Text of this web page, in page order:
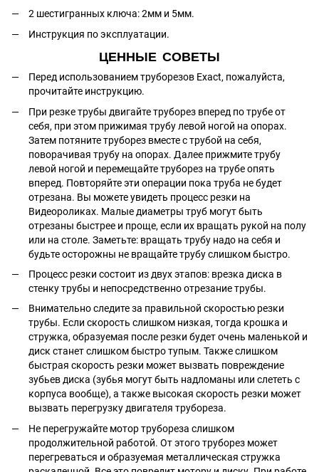
2 шестигранных ключа: 2мм и 5мм.
Инструкция по эксплуатации.
ЦЕННЫЕ СОВЕТЫ
Перед использованием труборезов Exact, пожалуйста,
прочитайте инструкцию.
При резке трубы двигайте труборез вперед по трубе от
себя, при этом прижимая трубу левой ногой на опорах.
Затем потяните труборез вместе с трубой на себя,
поворачивая трубу на опорах. Далее прижмите трубу
левой ногой и перемещайте труборез на трубе опять
вперед. Повторяйте эти операции пока труба не будет
отрезана. Вы можете увидеть процесс резки на
Видеороликах. Малые диаметры труб могут быть
отрезаны быстрее и проще, если их вращать рукой на полу
или на столе. Заметьте: вращать трубу надо на себя и
будьте осторожны не вращайте трубу слишком быстро.
Процесс резки состоит из двух этапов: врезка диска в
стенку трубы и непосредственно отрезание трубы.
Внимательно следите за правильной скоростью резки
трубы. Если скорость слишком низкая, тогда крошка и
стружка, образуемая после резки будет очень маленькой и
диск станет слишком быстро тупым. Также слишком
быстрая скорость резки может вызвать повреждение
зубьев диска (зубья могут быть надломаны или слететь с
корпуса вообще), а также высокая скорость резки может
вызвать перегрузку двигателя трубореза.
Не перегружайте мотор трубореза слишком
продолжительной работой. От этого труборез может
перегреваться и образуемая металлическая стружка